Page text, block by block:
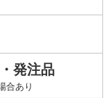
発注品
合あり